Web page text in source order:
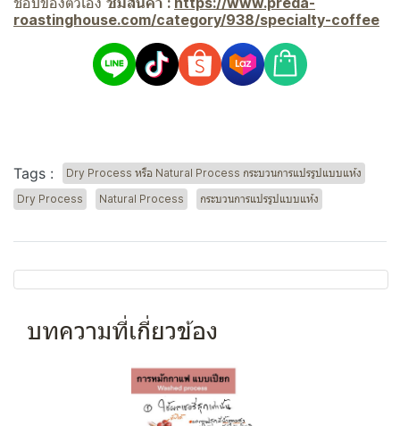
roastinghouse.com/category/938/specialty-coffee
Tags :
Dry Process หรือ Natural Process กระบวนการแปรรูปแบบแห้ง
Dry Process
Natural Process กระบวนการแปรรูปแบบแห้ง
บทความที่เกี่ยวข้อง